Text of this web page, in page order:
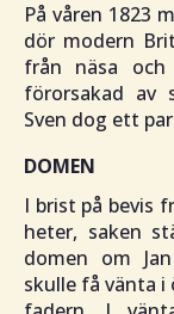
På våren 1823
dör modern
från näsa
förorsakad av
Sven dog ett
DOMEN
I brist på bevis
heter, saken
domen om
skulle få vänta i